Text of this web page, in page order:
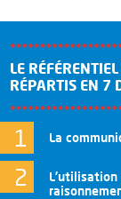
LE
RÉPARTIS EN 7
La